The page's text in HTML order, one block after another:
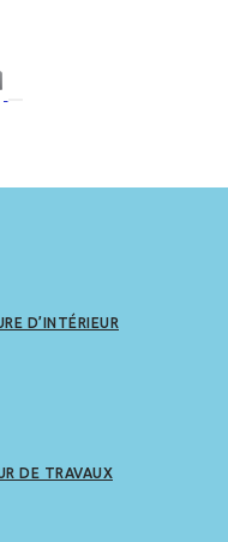
D’INTÉRIEUR
DE TRAVAUX